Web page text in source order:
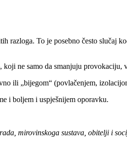
To je posebno često slučaj
ne samo da smanjuju provokaciju,
ili „bijegom“ (povlačenjem,
i boljem i uspješnijem oporavku.
mirovinskoga sustava, obitelji i